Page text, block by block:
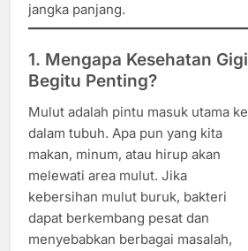
jangka panjang.
1. Mengapa Kesehatan Gigi
Begitu Penting?
Mulut adalah pintu masuk utama ke
dalam tubuh. Apa pun yang kita
makan, minum, atau hirup akan
melewati area mulut. Jika
kebersihan mulut buruk, bakteri
dapat berkembang pesat dan
menyebabkan berbagai masalah,